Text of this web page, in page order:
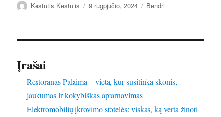
Autorius
Kestutis Kestutis Paskelbta
9 rugpjūčio, 2024 Kategorijos
Bendri
Įrašai
Restoranas Palaima – vieta, kur susitinka skonis,
jaukumas ir kokybiškas aptarnavimas
Elektromobilių įkrovimo stotelės: viskas, ką verta žinoti